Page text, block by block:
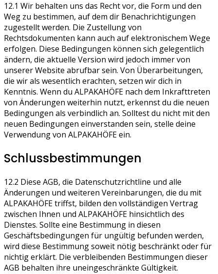
12.1 Wir behalten uns das Recht vor, die Form und den
Weg zu bestimmen, auf dem dir Benachrichtigungen
zugestellt werden. Die Zustellung von
Rechtsdokumenten kann auch auf elektronischem Wege
erfolgen. Diese Bedingungen können sich gelegentlich
ändern, die aktuelle Version wird jedoch immer von
unserer Website abrufbar sein. Von Überarbeitungen,
die wir als wesentlich erachten, setzen wir dich in
Kenntnis. Wenn du ALPAKAHÖFE nach dem Inkrafttreten
von Änderungen weiterhin nutzt, erkennst du die neuen
Bedingungen als verbindlich an. Solltest du nicht mit den
neuen Bedingungen einverstanden sein, stelle deine
Verwendung von ALPAKAHÖFE ein.
Schlussbestimmungen
12.2 Diese AGB, die Datenschutzrichtline und alle
Änderungen und weiteren Vereinbarungen, die du mit
ALPAKAHÖFE triffst, bilden den vollständigen Vertrag
zwischen Ihnen und ALPAKAHÖFE hinsichtlich des
Dienstes. Sollte eine Bestimmung in diesen
Geschäftsbedingungen für ungültig befunden werden,
wird diese Bestimmung soweit nötig beschränkt oder für
nichtig erklärt. Die verbleibenden Bestimmungen dieser
AGB behalten ihre uneingeschränkte Gültigkeit.